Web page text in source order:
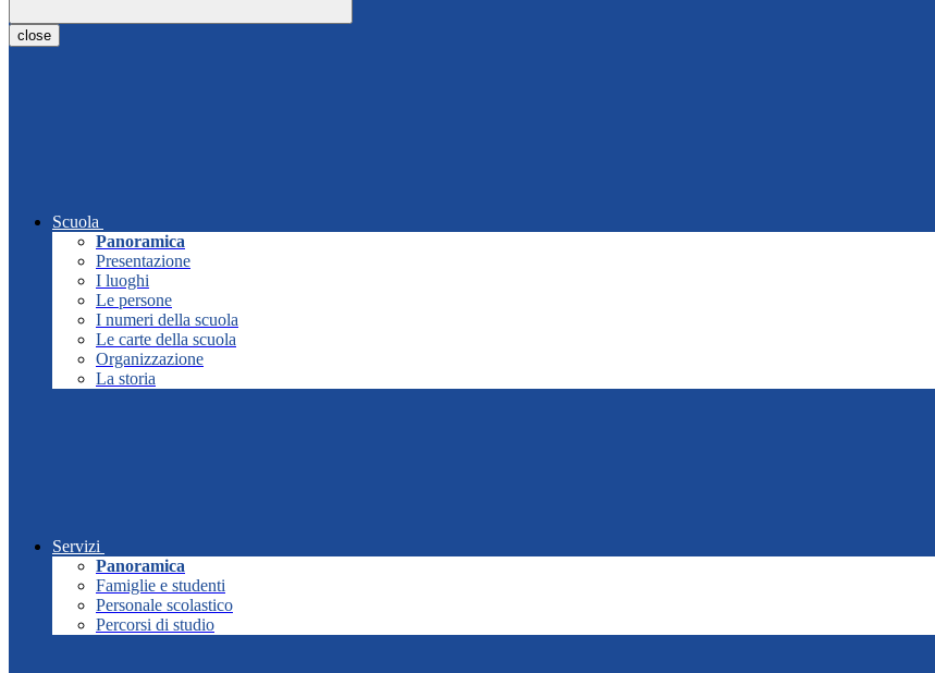
close
Scuola
Panoramica
Presentazione
I luoghi
Le persone
I numeri della scuola
Le carte della scuola
Organizzazione
La storia
Servizi
Panoramica
Famiglie e studenti
Personale scolastico
Percorsi di studio